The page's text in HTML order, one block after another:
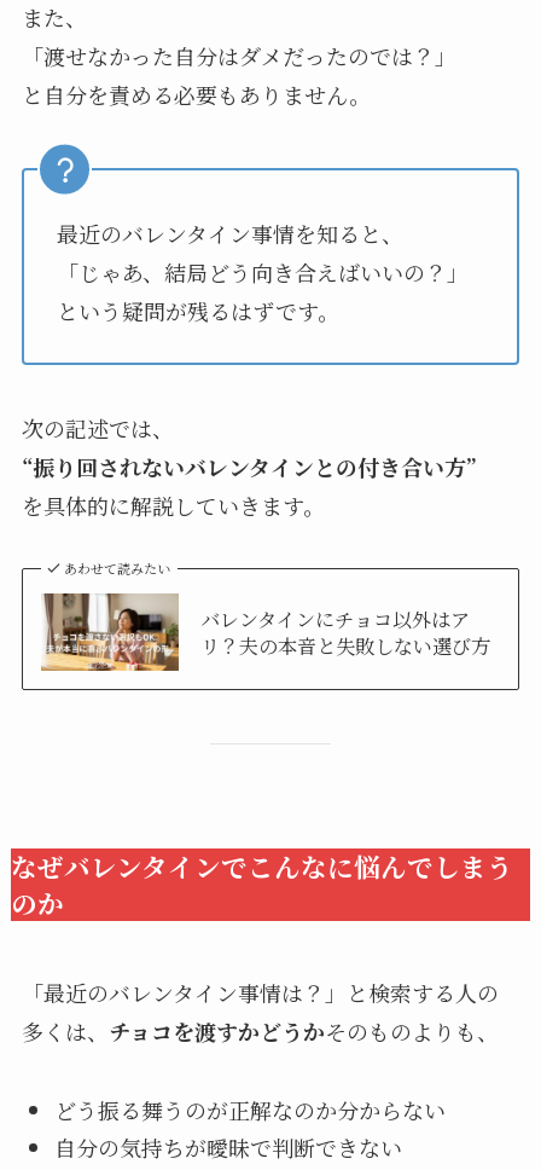
また、
「渡せなかった自分はダメだったのでは？」
と自分を責める必要もありません。
最近のバレンタイン事情を知ると、
「じゃあ、結局どう向き合えばいいの？」
という疑問が残るはずです。
次の記述では、
“振り回されないバレンタインとの付き合い方”
を具体的に解説していきます。
あわせて読みたい
バレンタインにチョコ以外はア
リ？夫の本音と失敗しない選び方
なぜバレンタインでこんなに悩んでしまう
のか
「最近のバレンタイン事情は？」と検索する人の
多くは、 チョコを渡すかどうかそのものよりも、
どう振る舞うのが正解なのか分からない
自分の気持ちが曖昧で判断できない